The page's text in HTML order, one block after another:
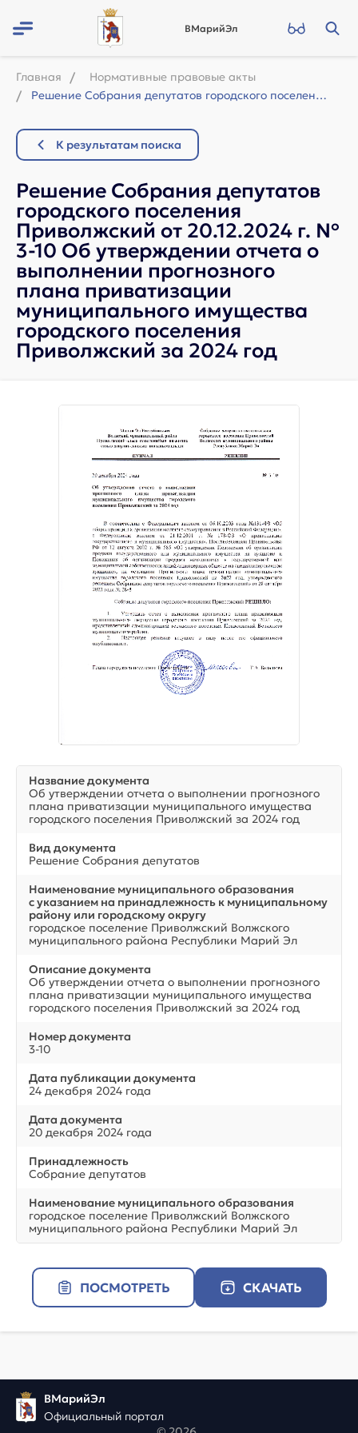
ВМарийЭл
Главная
Нормативные правовые акты
Решение Собрания депутатов городского поселения Приволжский от 20.12.2024 г. № 3...
К результатам поиска
Решение Собрания депутатов
городского поселения
Приволжский от 20.12.2024 г. №
3-10 Об утверждении отчета о
выполнении прогнозного
плана приватизации
муниципального имущества
городского поселения
Приволжский за 2024 год
Название документа
Об утверждении отчета о выполнении прогнозного
плана приватизации муниципального имущества
городского поселения Приволжский за 2024 год
Вид документа
Решение Собрания депутатов
Наименование муниципального образования
с указанием на принадлежность к муниципальному
району или городскому округу
городское поселение Приволжский Волжского
муниципального района Республики Марий Эл
Описание документа
Об утверждении отчета о выполнении прогнозного
плана приватизации муниципального имущества
городского поселения Приволжский за 2024 год
Номер документа
3-10
Дата публикации документа
24 декабря 2024 года
Дата документа
20 декабря 2024 года
Принадлежность
Собрание депутатов
Наименование муниципального образования
городское поселение Приволжский Волжского
муниципального района Республики Марий Эл
ПОСМОТРЕТЬ СКАЧАТЬ
ВМарийЭл
Официальный портал